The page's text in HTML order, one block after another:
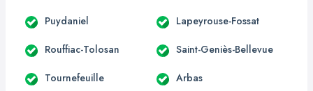
Puydaniel Lapeyrouse-Fossat
Rouffiac-Tolosan Saint-Geniès-Bellevue
Tournefeuille Arbas